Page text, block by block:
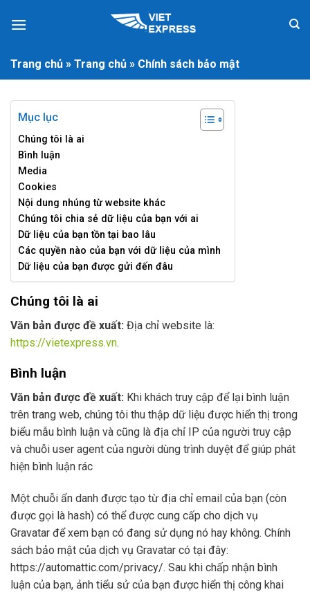
Trang chủ » Trang chủ » Chính sách bảo mật
Mục lục
Chúng tôi là ai
Bình luận
Media
Cookies
Nội dung nhúng từ website khác
Chúng tôi chia sẻ dữ liệu của bạn với ai
Dữ liệu của bạn tồn tại bao lâu
Các quyền nào của bạn với dữ liệu của mình
Dữ liệu của bạn được gửi đến đâu
Chúng tôi là ai
Văn bản được đề xuất: Địa chỉ website là:
https://vietexpress.vn.
Bình luận
Văn bản được đề xuất: Khi khách truy cập để lại bình luận
trên trang web, chúng tôi thu thập dữ liệu được hiển thị trong
biểu mẫu bình luận và cũng là địa chỉ IP của người truy cập
và chuỗi user agent của người dùng trình duyệt để giúp phát
hiện bình luận rác
Một chuỗi ẩn danh được tạo từ địa chỉ email của bạn (còn
được gọi là hash) có thể được cung cấp cho dịch vụ
Gravatar để xem bạn có đang sử dụng nó hay không. Chính
sách bảo mật của dịch vụ Gravatar có tại đây:
https://automattic.com/privacy/. Sau khi chấp nhận bình
luận của bạn, ảnh tiểu sử của bạn được hiển thị công khai